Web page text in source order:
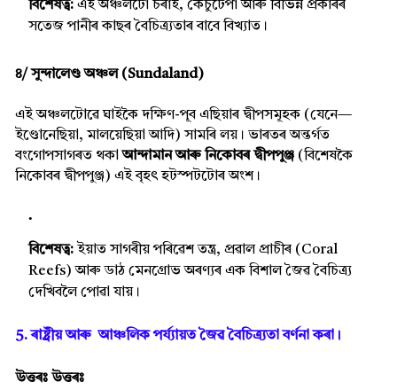
বিশেষত্ব: এই অঞ্চলটো চৰাই, কেঁচুটেপা আৰু বিভিন্ন প্ৰকাৰৰ
সতেজ পানীৰ কাছৰ বৈচিত্ৰ্যতাৰ বাবে বিখ্যাত।
৪/ সুন্দালেণ্ড অঞ্চল (Sundaland)
এই অঞ্চলটোৱে ঘাইকৈ দক্ষিণ-পূব এছিয়াৰ দ্বীপসমূহক (যেনে—
ইণ্ডোনেছিয়া, মালয়েছিয়া আদি) সামৰি লয়। ভাৰতৰ অন্তৰ্গত
বংগোপসাগৰত থকাআন্দামান আৰু নিকোবৰ দ্বীপপুঞ্জ (বিশেষকৈ
নিকোবৰ দ্বীপপুঞ্জ) এই বৃহৎ হটস্পটটোৰ অংশ।
বিশেষত্ব: ইয়াত সাগৰীয় পৰিৱেশ তন্ত্ৰ, প্ৰৱাল প্ৰাচীৰ (Coral
Reefs) আৰু ডাঠ মেনগ্ৰোভ অৰণ্যৰ এক বিশাল জৈৱ বৈচিত্ৰ্য
দেখিবলৈ পোৱা যায়।
5. ৰাষ্ট্ৰীয় আৰু আঞ্চলিক পৰ্য্যায়ত জৈৱ বৈচিত্ৰ্যতা বৰ্ণনা কৰা।
উত্তৰঃ উত্তৰঃ